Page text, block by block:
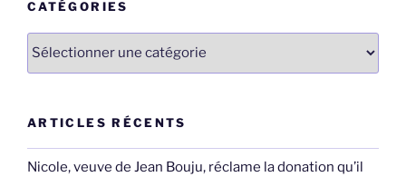
CATÉGORIES
ARTICLES RÉCENTS
Nicole, veuve de Jean Bouju, réclame la donation qu’il